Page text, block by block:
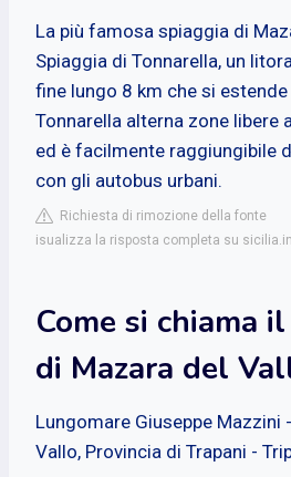
La più famosa spiaggia di
Spiaggia di Tonnarella, un
fine lungo 8 km che si
Tonnarella alterna zone libere
ed è facilmente raggiungibile
con gli autobus urbani.
Richiesta di rimozione della fonte
isualizza la risposta completa su
Come si chiama
di Mazara del
Lungomare Giuseppe Mazzini
Vallo, Provincia di Trapani -